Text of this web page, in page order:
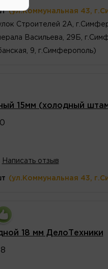
(ул.Коммунальная 43,
Строителей 2А,
Васильева, 29Б,
9, г.Симферополь)
15мм (холодный
Написать отзыв
(ул.Коммунальная 43,
18 мм ДелоТехники